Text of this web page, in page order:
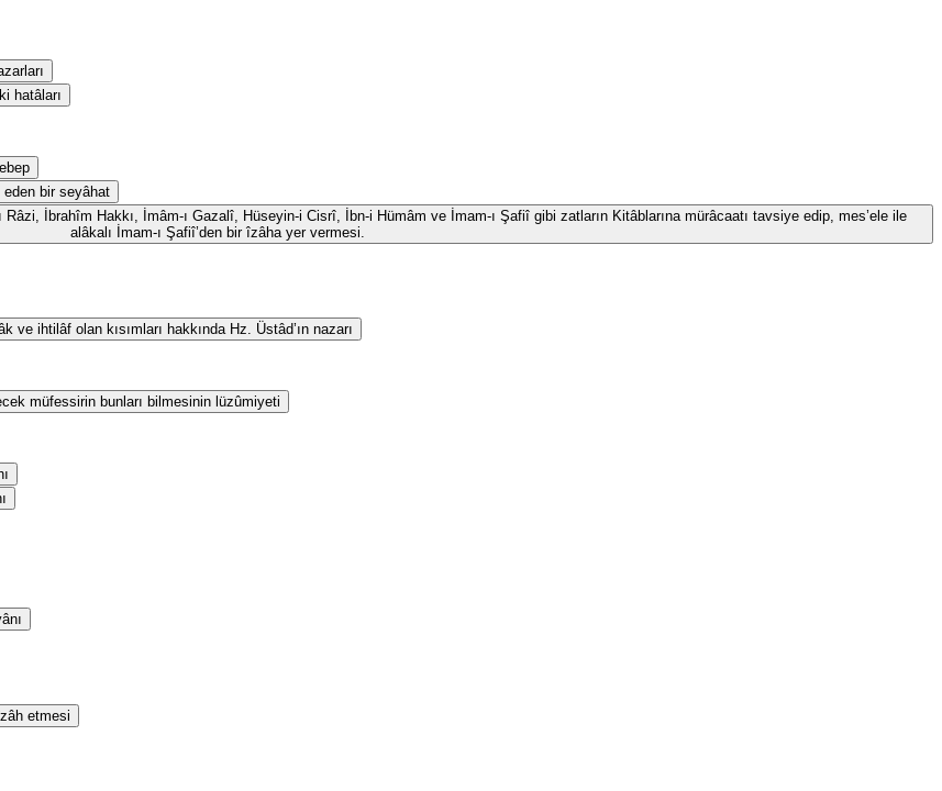
hatâları
eden bir seyâhat
İbrahîm Hakkı, İmâm-ı Gazalî, Hüseyin-i Cisrî, İbn-i Hümâm ve İmam-ı Şafiî gibi zatların Kitâblarına mürâcaatı tavsiye edip, mes’ele ile
alâkalı İmam-ı Şafiî’den bir îzâha yer vermesi.
ihtilâf olan kısımları hakkında Hz. Üstâd’ın nazarı
müfessirin bunları bilmesinin lüzûmiyeti
etmesi